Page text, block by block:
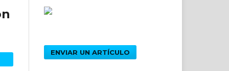
ENVIAR UN ARTÍCULO